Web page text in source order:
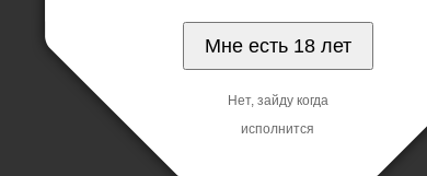
Мне есть 18 лет
Нет, зайду когда
исполнится